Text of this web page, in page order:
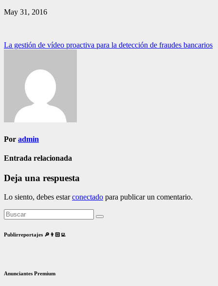
May 31, 2016
Navegación
entradas
La gestión de vídeo proactiva para la detección de fraudes bancarios
Por admin
Entrada relacionada
Deja una respuesta
Lo siento, debes estarconectado para publicar un comentario.
Publirreportajes 🔎👨🏻‍💻
Anunciantes Premium